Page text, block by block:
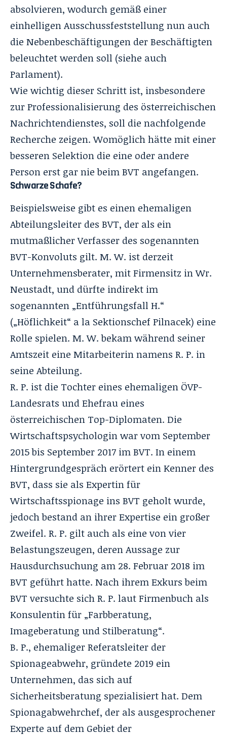
absolvieren, wodurch gemäß einer
einhelligen Ausschussfeststellung nun auch
die Nebenbeschäftigungen der Beschäftigten
beleuchtet werden soll (siehe auch
Parlament).
Wie wichtig dieser Schritt ist, insbesondere
zur Professionalisierung des österreichischen
Nachrichtendienstes, soll die nachfolgende
Recherche zeigen. Womöglich hätte mit einer
besseren Selektion die eine oder andere
Person erst gar nie beim BVT angefangen.
Schwarze Schafe?
Beispielsweise gibt es einen ehemaligen
Abteilungsleiter des BVT, der als ein
mutmaßlicher Verfasser des sogenannten
BVT-Konvoluts gilt. M. W. ist derzeit
Unternehmensberater, mit Firmensitz in Wr.
Neustadt, und dürfte indirekt im
sogenannten „Entführungsfall H.“
(„Höflichkeit“ a la Sektionschef Pilnacek) eine
Rolle spielen. M. W. bekam während seiner
Amtszeit eine Mitarbeiterin namens R. P. in
seine Abteilung.
R. P. ist die Tochter eines ehemaligen ÖVP-
Landesrats und Ehefrau eines
österreichischen Top-Diplomaten. Die
Wirtschaftspsychologin war vom September
2015 bis September 2017 im BVT. In einem
Hintergrundgespräch erörtert ein Kenner des
BVT, dass sie als Expertin für
Wirtschaftsspionage ins BVT geholt wurde,
jedoch bestand an ihrer Expertise ein großer
Zweifel. R. P. gilt auch als eine von vier
Belastungszeugen, deren Aussage zur
Hausdurchsuchung am 28. Februar 2018 im
BVT geführt hatte. Nach ihrem Exkurs beim
BVT versuchte sich R. P. laut Firmenbuch als
Konsulentin für „Farbberatung,
Imageberatung und Stilberatung“.
B. P., ehemaliger Referatsleiter der
Spionageabwehr, gründete 2019 ein
Unternehmen, das sich auf
Sicherheitsberatung spezialisiert hat. Dem
Spionagabwehrchef, der als ausgesprochener
Experte auf dem Gebiet der